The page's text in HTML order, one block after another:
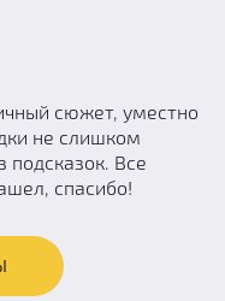
сюжет, уместно
не слишком
Все
спасибо!